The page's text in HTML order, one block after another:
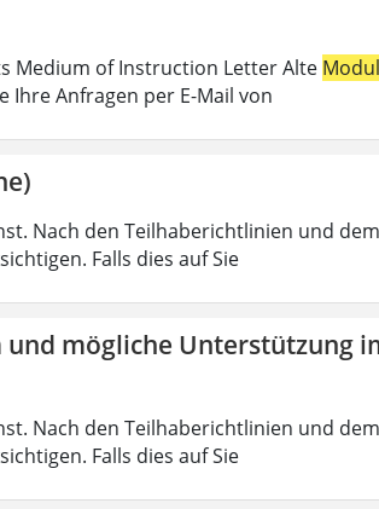
Medium of Instruction Letter Alte
Ihre Anfragen per E-Mail von
Nach den Teilhaberichtlinien und dem
Falls dies auf Sie
mögliche Unterstützung
Nach den Teilhaberichtlinien und dem
Falls dies auf Sie